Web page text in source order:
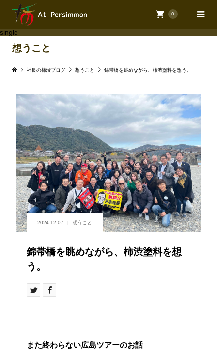
0
single
想うこと
社長の柿渋ブログ 想うこと 錦帯橋を眺めながら、柿渋塗料を想う。
2024.12.07 想うこと
錦帯橋を眺めながら、柿渋塗料を想
う。
また終わらない広島ツアーのお話